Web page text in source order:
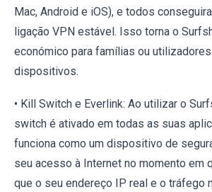
Mac, Android e iOS), e todos
ligação VPN estável. Isso torna o
económico para famílias ou
dispositivos.
• Kill Switch e Everlink: Ao utilizar o
switch é ativado em todas as suas
funciona como um dispositivo de
seu acesso à Internet no momento em
que o seu endereço IP real e o tráfego